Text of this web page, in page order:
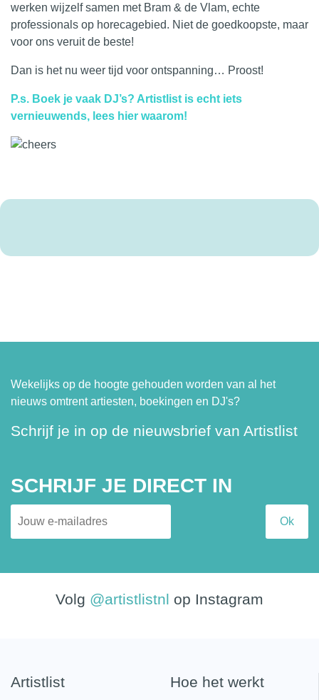
werken wijzelf samen met Bram & de Vlam, echte
professionals op horecagebied. Niet de goedkoopste, maar
voor ons veruit de beste!
Dan is het nu weer tijd voor ontspanning… Proost!
P.s. Boek je vaak DJ’s? Artistlist is echt iets
vernieuwends, lees hier waarom!
Wekelijks op de hoogte gehouden worden van al het
nieuws omtrent artiesten, boekingen en DJ's?
Schrijf je in op de nieuwsbrief van Artistlist
SCHRIJF JE DIRECT IN
Volg @artistlistnl op Instagram
Artistlist Hoe het werkt